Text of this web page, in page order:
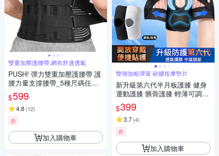
雙重加壓護腰帶,網布舒適透氣
PUSH! 彈力雙重加壓護腰帶 護
腰力量支撐腰帶_5種尺碼任選
(束腰帶H37)
$599
4.8 (12)
券
加入購物車
雙側加粗彈簧 矽膠按摩墊片
新升級第六代半月板護膝 健身
運動護膝 髕骨護膝 輕薄可調節
單只裝
$399
3.7(4)
券
加入購物車